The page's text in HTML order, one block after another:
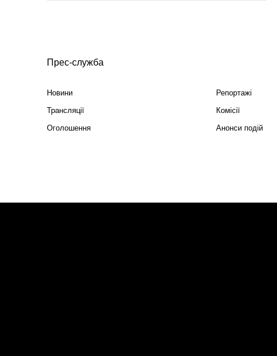
Прес-служба
Новини
Репортажі
Трансляції
Комісії
Оголошення
Анонси подій